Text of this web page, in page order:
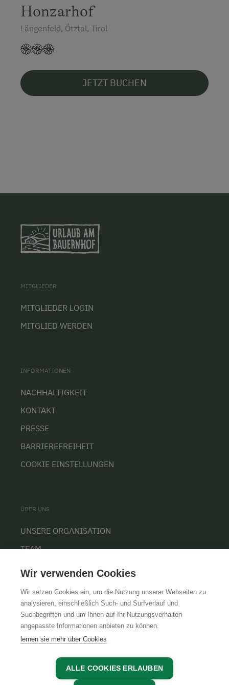
Honzarhof
Längenfeld, Ötztal, Tirol
JETZT BUCHEN
MITGLIEDER
MITGLIEDER LOGIN
MITGLIED WERDEN
INFORMATIONEN
NACHHALTIGKEIT
KONTAKT
PRESSE
BARRIEREFREIHEIT
COOKIE EINSTELLUNGEN
ÜBER UNS
UNSERE ORGANISATION
TEAM
AGBIMPRESSUMDATENSCHUTZ
Wir verwenden Cookies
Wir setzen Cookies ein, um die Nutzung unserer Webseiten zu
analysieren, einschließlich Such- und Surfverlauf und
Suchbegriffen und um Ihnen auf Ihr Nutzungsverhalten
angepasste Informationen anbieten zu können.
lernen sie mehr über Cookies
ALLE COOKIES ERLAUBEN